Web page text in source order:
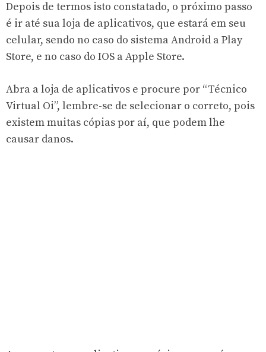
Depois de termos isto constatado, o próximo passo
é ir até sua loja de aplicativos, que estará em seu
celular, sendo no caso do sistema Android a Play
Store, e no caso do IOS aApple Store.
Abra a loja de aplicativos e procure por “Técnico
Virtual Oi”, lembre-se de selecionar o correto, pois
existem muitas cópias por aí, que podem lhe
causar danos.